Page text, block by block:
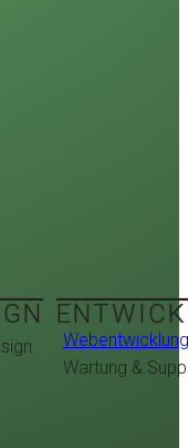
Webentwicklung
Wartung &